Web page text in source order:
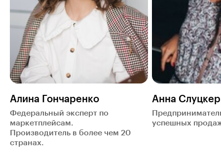
Алина Гончаренко
Федеральный эксперт по
маркетплейсам.
Производитель в более чем 20
странах.
Анна Слуцкер
успешных